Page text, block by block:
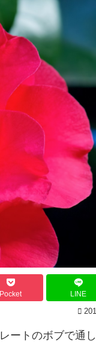
Pocket LINE
ートのボブで通